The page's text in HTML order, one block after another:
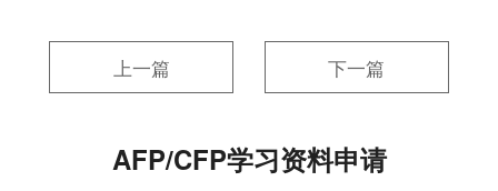
上一篇 下一篇
AFP/CFP学习资料申请